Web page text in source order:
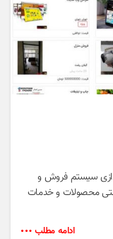
اندازی سیستم فروش و
محصولات و خدمات
ادامه مطلب